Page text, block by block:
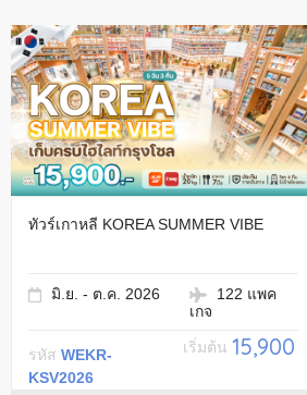
ทัวร์เกาหลี KOREA SUMMER VIBE
มิ.ย. - ต.ค. 2026
122 แพค
เกจ
รหัส WEKR-
KSV2026
เริ่มต้น 15,900